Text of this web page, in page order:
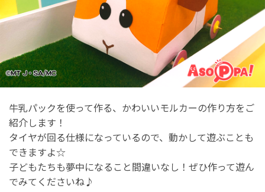
牛乳パックを使って作る、かわいいモルカーの作り方をご
紹介します！
タイヤが回る仕様になっているので、動かして遊ぶことも
できますよ☆
子どもたちも夢中になること間違いなし！ぜひ作って遊ん
でみてくださいね♪